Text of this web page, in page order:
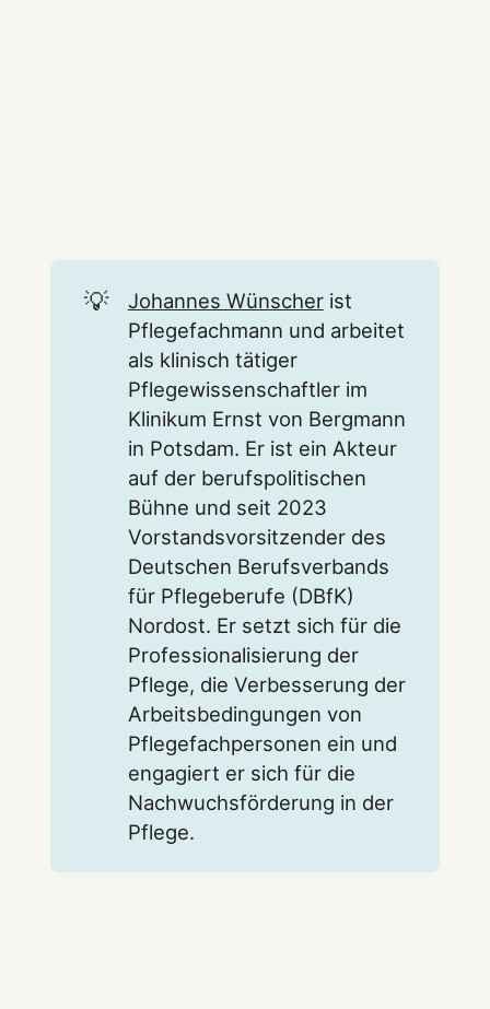
💡 Johannes Wünscherist
Pflegefachmann und arbeitet
als klinisch tätiger
Pflegewissenschaftler im
Klinikum Ernst von Bergmann
in Potsdam. Er ist ein Akteur
auf der berufspolitischen
Bühne und seit 2023
Vorstandsvorsitzender des
Deutschen Berufsverbands
für Pflegeberufe (DBfK)
Nordost. Er setzt sich für die
Professionalisierung der
Pflege, die Verbesserung der
Arbeitsbedingungen von
Pflegefachpersonen ein und
engagiert er sich für die
Nachwuchsförderung in der
Pflege.